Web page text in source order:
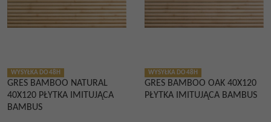
WYSYŁKA DO 48H
GRES BAMBOO NATURAL
40X120 PŁYTKA IMITUJĄCA
BAMBUS
WYSYŁKA DO 48H
GRES BAMBOO OAK 40X120
PŁYTKA IMITUJĄCA BAMBUS